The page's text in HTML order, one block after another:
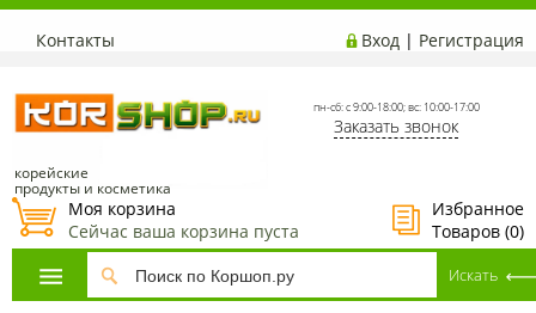
Контакты Вход | Регистрация
корейские
продукты и косметика
пн-сб: с 9:00-18:00; вс: 10:00-17:00
Заказать звонок
Избранное
Товаров (0)
Моя корзина
Сейчас ваша корзина пуста